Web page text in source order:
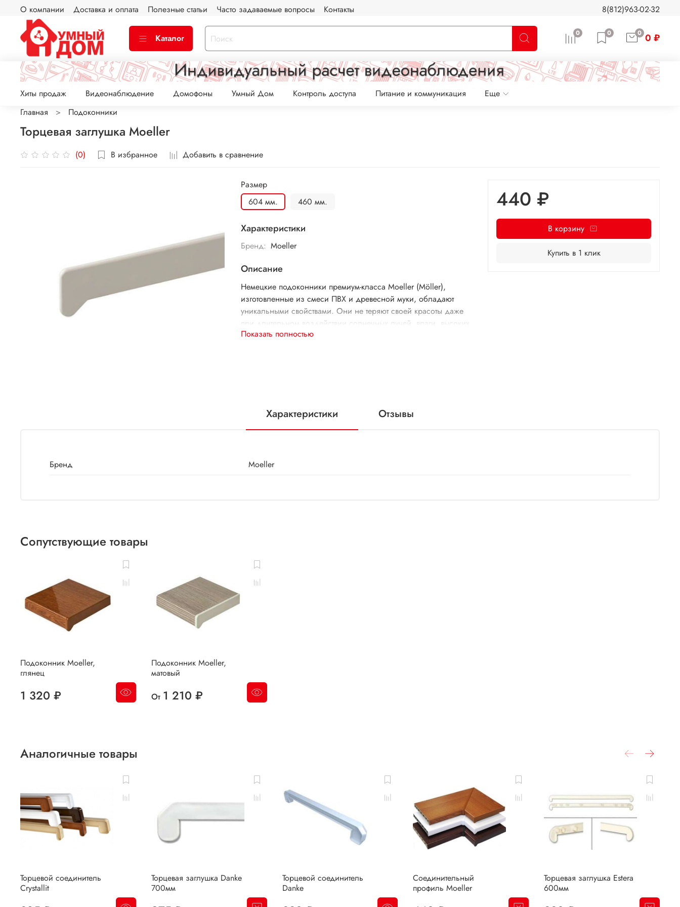
О компании Доставка и оплата Полезные статьи Часто задаваемые вопросы Контакты 8(812)963-02-32
Каталог 0 0 0 0 ₽
Хиты продаж Видеонаблюдение Домофоны Умный Дом Контроль доступа Питание и коммуникация
Еще
Главная
Подоконники
Торцевая заглушка Moeller
(0) В избранное Добавить в сравнение
Размер
604 мм.
460 мм.
Характеристики
Бренд: Moeller
Описание
Немецкие подоконники премиум-класса Moeller (Möller),
изготовленные из смеси ПВХ и древесной муки, обладают
уникальными свойствами. Они не теряют своей красоты даже
при длительном воздействии солнечных лучей, влаги, высоких
и низких температур. Подоконники отличаются высокой
Показать полностью
440 ₽
В корзину
Купить в 1 клик
Характеристики Отзывы
Бренд Moeller
Сопутствующие товары
Подоконник Moeller,
глянец
1 320 ₽
Подоконник Moeller,
матовый
От 1 210 ₽
Аналогичные товары
Торцевой соединитель
Crystallit
Торцевая заглушка Danke
700мм
Торцевой соединитель
Danke
Соединительный
профиль Moeller
Торцевая заглушка Estera
600мм